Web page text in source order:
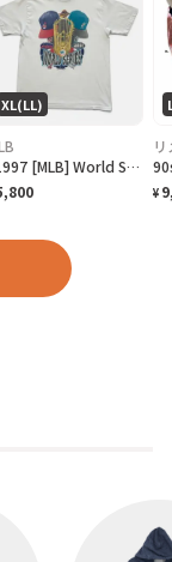
XL(LL)
"1997 [MLB] World Series Cleveland Indians vs Florida Marlins" T-Shirt [XL]
¥